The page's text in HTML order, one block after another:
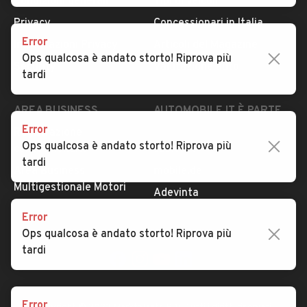
Privacy
Impostazioni Privacy
Security
Concessionari in Italia
Valutazione auto
AREA BUSINESS
Registrazione
concessionario
Multigestionale Motori
AUTOMOBILE.IT È PARTE
subito.it
Adevinta
SEGUICI
Error
Ops qualcosa è andato storto! Riprova più
tardi
Error
Ops qualcosa è andato storto! Riprova più
tardi
Error
Ops qualcosa è andato storto! Riprova più
tardi